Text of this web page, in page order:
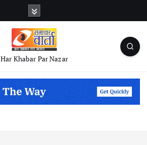
Har Khabar Par Nazar